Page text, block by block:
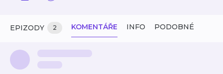
EPIZODY 2 KOMENTÁŘE INFO PODOBNÉ